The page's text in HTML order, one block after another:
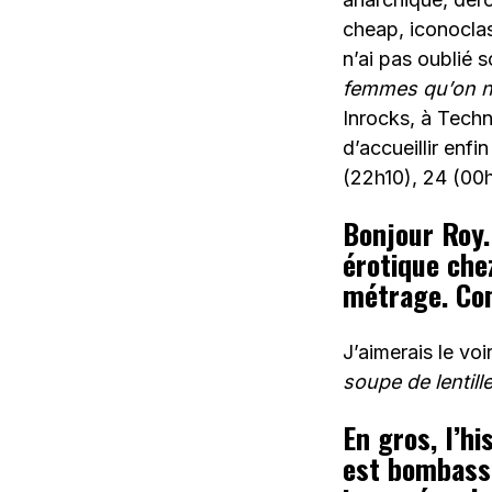
cheap,
n’ai pas oublié
femmes qu’on
Inrocks, à
d’accueillir
(22h10), 24
Bonjour
érotique
métrage.
J’aimerais le
soupe de
En gros,
est